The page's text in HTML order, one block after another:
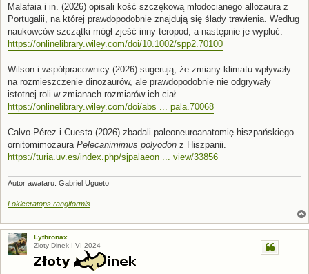
Malafaia i in. (2026) opisali kość szczękową młodocianego allozaura z
Portugalii, na której prawdopodobnie znajdują się ślady trawienia. Według
naukowców szczątki mógł zjeść inny teropod, a następnie je wypluć.
https://onlinelibrary.wiley.com/doi/10.1002/spp2.70100
Wilson i współpracownicy (2026) sugerują, że zmiany klimatu wpływały
na rozmieszczenie dinozaurów, ale prawdopodobnie nie odgrywały
istotnej roli w zmianach rozmiarów ich ciał.
https://onlinelibrary.wiley.com/doi/abs ... pala.70068
Calvo-Pérez i Cuesta (2026) zbadali paleoneuroanatomię hiszpańskiego
ornitomimozaura Pelecanimimus polyodon z Hiszpanii.
https://turia.uv.es/index.php/sjpalaeon ... view/33856
Autor awataru: Gabriel Ugueto
Lokiceratops rangiformis
Lythronax
Złoty Dinek I-VI 2024